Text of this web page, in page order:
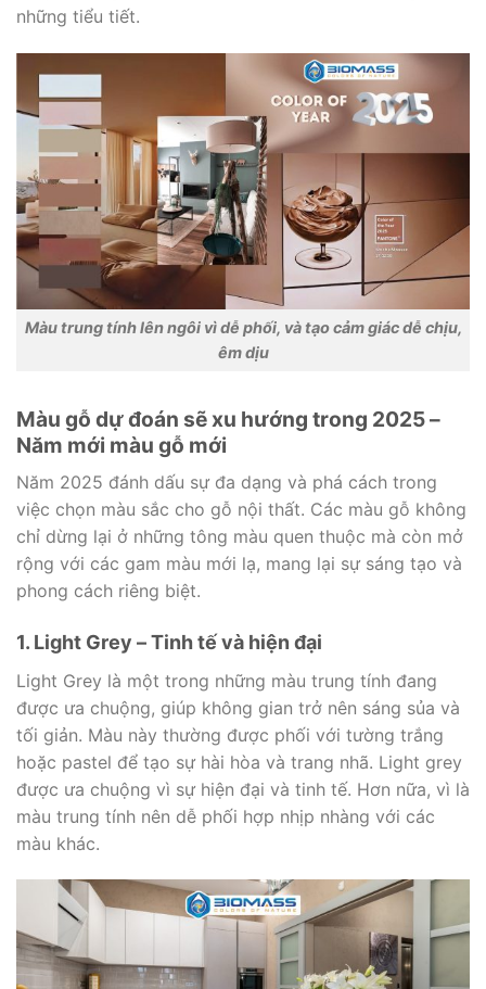
những tiểu tiết.
Màu trung tính lên ngôi vì dễ phối, và tạo cảm giác dễ chịu,
êm dịu
Màu gỗ dự đoán sẽ xu hướng trong 2025 –
Năm mới màu gỗ mới
Năm 2025 đánh dấu sự đa dạng và phá cách trong
việc chọn màu sắc cho gỗ nội thất. Các màu gỗ không
chỉ dừng lại ở những tông màu quen thuộc mà còn mở
rộng với các gam màu mới lạ, mang lại sự sáng tạo và
phong cách riêng biệt.
1. Light Grey – Tinh tế và hiện đại
Light Grey là một trong những màu trung tính đang
được ưa chuộng, giúp không gian trở nên sáng sủa và
tối giản. Màu này thường được phối với tường trắng
hoặc pastel để tạo sự hài hòa và trang nhã. Light grey
được ưa chuộng vì sự hiện đại và tinh tế. Hơn nữa, vì là
màu trung tính nên dễ phối hợp nhịp nhàng với các
màu khác.